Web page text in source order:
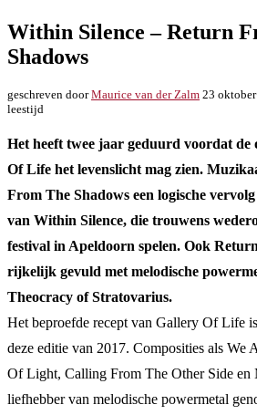
Within Silence – Return
Shadows
geschreven doorMaurice van der Zalm 23
leestijd
Het heeft twee jaar geduurd voordat de
Of Life het levenslicht mag zien.
From The Shadows een logische
van Within Silence, die trouwens
festival in Apeldoorn spelen. Ook
rijkelijk gevuld met melodische
Theocracy of Stratovarius.
Het beproefde recept van Gallery Of Life
deze editie van 2017. Composities als We
Of Light, Calling From The Other Side en
liefhebber van melodische powermetal